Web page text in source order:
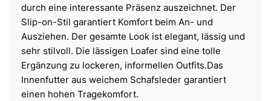
durch eine interessante Präsenz auszeichnet. Der
Slip-on-Stil garantiert Komfort beim An- und
Ausziehen. Der gesamte Look ist elegant, lässig und
sehr stilvoll. Die lässigen Loafer sind eine tolle
Ergänzung zu lockeren, informellen Outfits.Das
Innenfutter aus weichem Schafsleder garantiert
einen hohen Tragekomfort.